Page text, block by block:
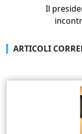
Il
ARTICOLI